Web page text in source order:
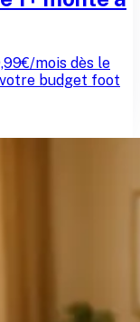
mois dès le
votre budget foot